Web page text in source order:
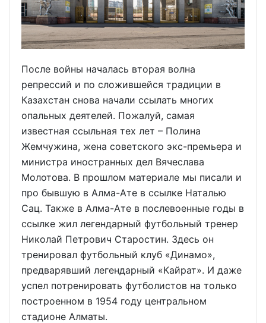
После войны началась вторая волна
репрессий и по сложившейся традиции в
Казахстан снова начали ссылать многих
опальных деятелей. Пожалуй, самая
известная ссыльная тех лет – Полина
Жемчужина, жена советского экс-премьера и
министра иностранных дел Вячеслава
Молотова. В прошлом материале мы писали и
про бывшую в Алма-Ате в ссылке Наталью
Сац. Также в Алма-Ате в послевоенные годы в
ссылке жил легендарный футбольный тренер
Николай Петрович Старостин. Здесь он
тренировал футбольный клуб «Динамо»,
предварявший легендарный «Кайрат». И даже
успел потренировать футболистов на только
построенном в 1954 году центральном
стадионе Алматы.